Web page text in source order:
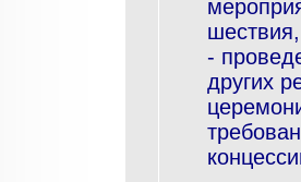
-
других